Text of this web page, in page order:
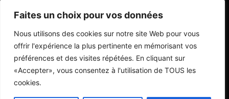
Faites un choix pour vos données
Nous utilisons des cookies sur notre site Web pour vous
offrir l'expérience la plus pertinente en mémorisant vos
préférences et des visites répétées. En cliquant sur
«Accepter», vous consentez à l'utilisation de TOUS les
cookies.
Contactez Nos Rédactions Mentions Légales